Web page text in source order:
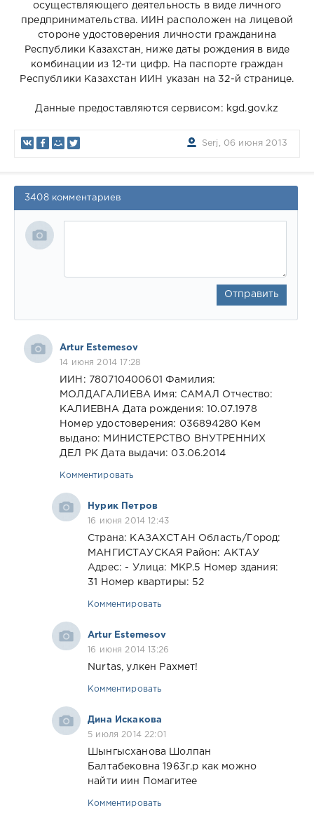
осуществляющего деятельность в виде личного
предпринимательства. ИИН расположен на лицевой
стороне удостоверения личности гражданина
Республики Казахстан, ниже даты рождения в виде
комбинации из 12-ти цифр. На паспорте граждан
Республики Казахстан ИИН указан на 32-й странице.
Данные предоставляются сервисом: kgd.gov.kz
Serj, 06 июня 2013
3408 комментариев
Отправить
Artur Estemesov
14 июня 2014 17:28
ИИН: 780710400601 Фамилия:
МОЛДАГАЛИЕВА Имя: САМАЛ Отчество:
КАЛИЕВНА Дата рождения: 10.07.1978
Номер удостоверения: 036894280 Кем
выдано: МИНИСТЕРСТВО ВНУТРЕННИХ
ДЕЛ РК Дата выдачи: 03.06.2014
Комментировать
Нурик Петров
16 июня 2014 12:43
Страна: КАЗАХСТАН Область/Город:
МАНГИСТАУСКАЯ Район: АКТАУ
Адрес: - Улица: МКР.5 Номер здания:
31 Номер квартиры: 52
Комментировать
Artur Estemesov
16 июня 2014 13:26
Nurtas, улкен Рахмет!
Комментировать
Дина Искакова
5 июля 2014 22:01
Шынгысханова Шолпан
Балтабековна 1963г.р как можно
найти иин Помагитее
Комментировать